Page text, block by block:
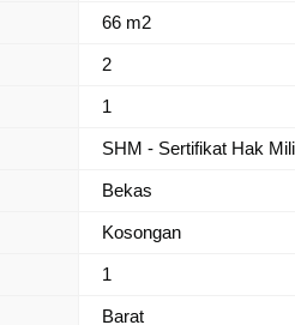
66 m2
2
1
SHM - Sertifikat Hak
Bekas
Kosongan
1
Barat